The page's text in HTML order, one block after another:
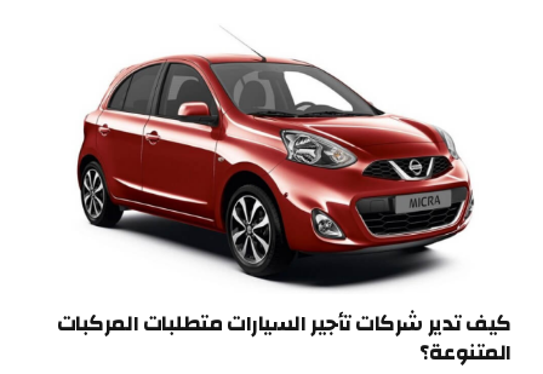
كيف تدير شركات تأجير السيارات متطلبات المركبات
المتنوعة؟